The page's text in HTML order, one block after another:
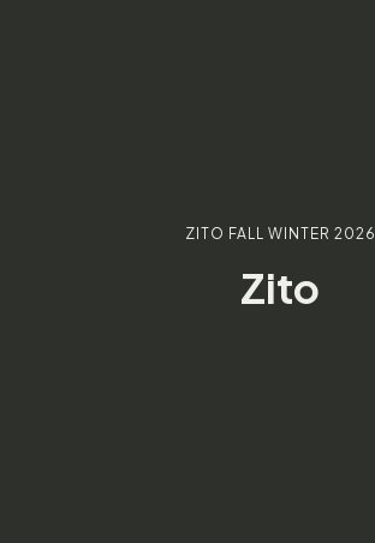
ZITO FALL WINTER 2026
Zito